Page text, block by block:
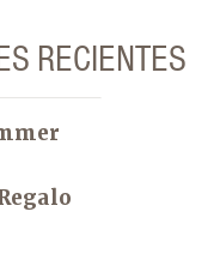
RECIENTES